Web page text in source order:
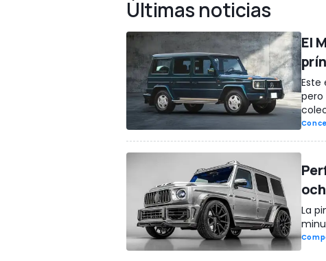
Últimas noticias
El
Este
pero
La